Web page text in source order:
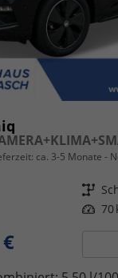
ca. 3-5 Monate
Getriebe
Leistung 70